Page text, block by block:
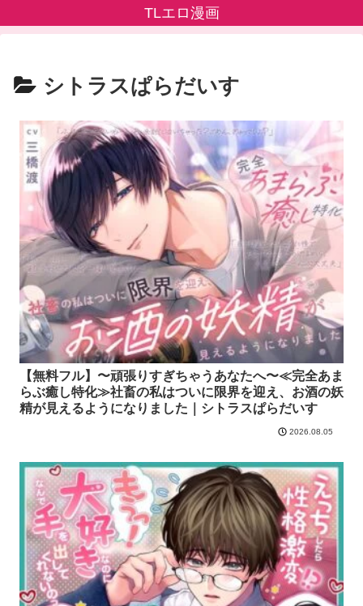
TLエロ漫画
シトラスぱらだいす
【無料フル】〜頑張りすぎちゃうあなたへ〜≪完全あま
らぶ癒し特化≫社畜の私はついに限界を迎え、お酒の妖
精が見えるようになりました｜シトラスぱらだいす
2026.08.05